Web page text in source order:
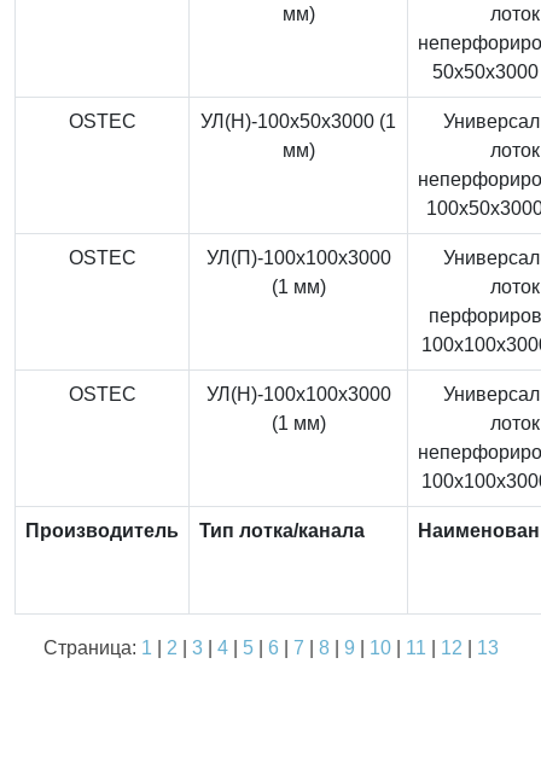
мм)
лоток
OSTEC
УЛ(Н)-100x50x3000 (1
мм)
лоток
OSTEC
УЛ(П)-100x100x3000
(1 мм)
лоток
OSTEC
УЛ(Н)-100x100x3000
(1 мм)
лоток
Производитель Тип лотка/канала
Страница: 1 2 3| 4| 5| 6 7 8| 9 10| 11 12 13